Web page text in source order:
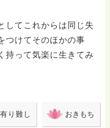
してこれからは同じ失
つけてそのほかの事
持って気楽に生きてみ
有り難し おきもち